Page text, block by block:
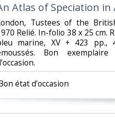
Atlas of Speciation
Tustees of the
Relié. In-folio 38 x 25 cm.
marine, XV + 423 pp.,
Bon
état d’occasion